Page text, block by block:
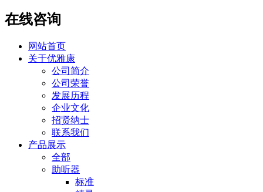
在线咨询
网站首页
关于优雅康
公司简介
公司荣誉
发展历程
企业文化
招贤纳士
联系我们
产品展示
全部
助听器
标准